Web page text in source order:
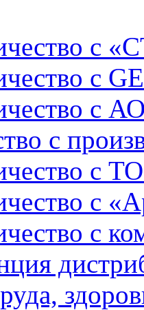
с
c
с
с
с
с
с